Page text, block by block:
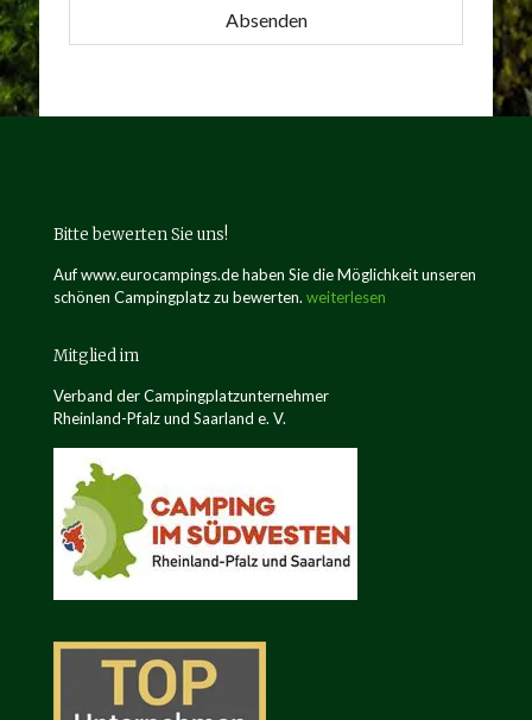
Absenden
Bitte bewerten Sie uns!
Auf www.eurocampings.de haben Sie die Möglichkeit unseren
schönen Campingplatz zu bewerten. weiterlesen
Mitglied im
Verband der Campingplatzunternehmer
Rheinland-Pfalz und Saarland e. V.